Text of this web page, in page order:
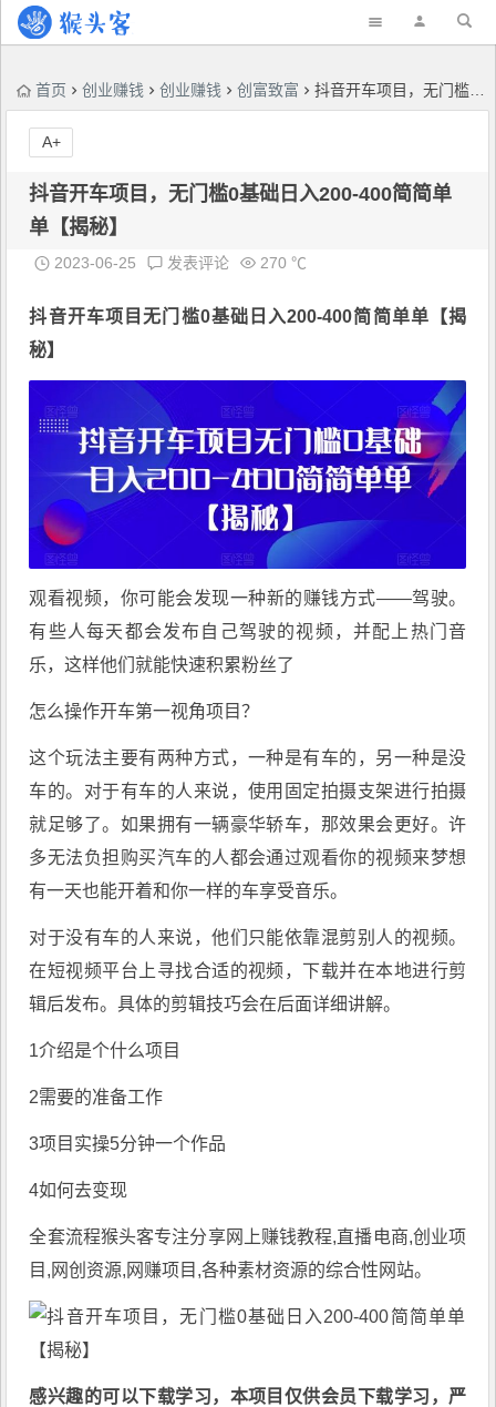
首页 创业赚钱 创业赚钱 创富致富 抖音开车项目，无门槛0基础日入200-400简简单单【揭秘】
抖音开车项目，无门槛0基础日入200-400简简单
单【揭秘】
2023-06-25 发表评论 270 ℃
抖音开车项目无门槛0基础日入200-400简简单单【揭
秘】
观看视频，你可能会发现一种新的赚钱方式——驾驶。
有些人每天都会发布自己驾驶的视频，并配上热门音
乐，这样他们就能快速积累粉丝了
怎么操作开车第一视角项目？
这个玩法主要有两种方式，一种是有车的，另一种是没
车的。对于有车的人来说，使用固定拍摄支架进行拍摄
就足够了。如果拥有一辆豪华轿车，那效果会更好。许
多无法负担购买汽车的人都会通过观看你的视频来梦想
有一天也能开着和你一样的车享受音乐。
对于没有车的人来说，他们只能依靠混剪别人的视频。
在短视频平台上寻找合适的视频，下载并在本地进行剪
辑后发布。具体的剪辑技巧会在后面详细讲解。
1介绍是个什么项目
2需要的准备工作
3项目实操5分钟一个作品
4如何去变现
全套流程猴头客专注分享网上赚钱教程,直播电商,创业项
目,网创资源, 网赚项目 ,各种素材资源的综合性网站。
感兴趣的可以下载学习，本项目仅供会员下载学习，严
A+